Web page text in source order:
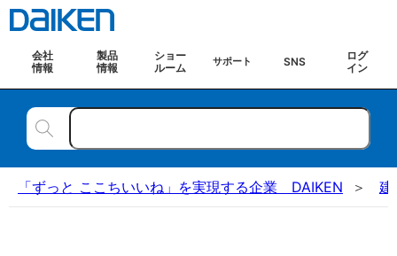
会社
情報
製品
情報
ショー
ルーム
サポート SNS
ログ
イン
「ずっと ここちいいね」を実現する企業 DAIKEN 建